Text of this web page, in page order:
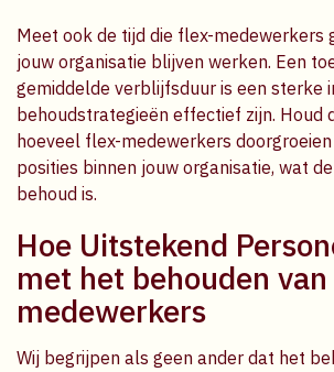
Meet ook de tijd die flex-medewerkers
jouw organisatie blijven werken. Een
gemiddelde verblijfsduur is een sterke
behoudstrategieën effectief zijn. Houd
hoeveel flex-medewerkers
posities binnen jouw organisatie, wat
behoud is.
Hoe Uitstekend
met het behouden
medewerkers
Wij begrijpen als geen ander dat het